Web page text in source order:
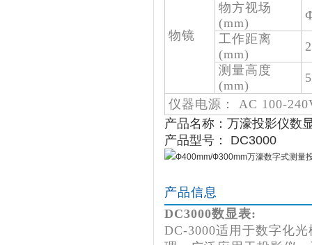
物镜
物方视场
(mm)
工作距离
(mm)
测量高度
(mm)
仪器电源： AC 100-
产品名称：万濠投影仪数
产品型号： DC3000
产品信息
DC3000数显表:
DC-3000适用于数字化